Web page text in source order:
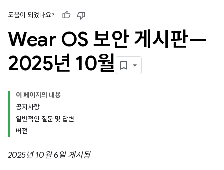
도움이 되었나요?
Wear OS 보안 게시판—
2025년 10월
이 페이지의 내용
공지사항
일반적인 질문 및 답변
버전
2025년 10월 6일 게시됨